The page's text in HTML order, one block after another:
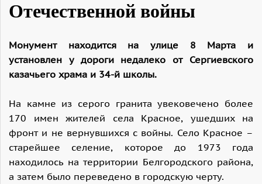
Отечественной войны
Монумент находится на улице 8 Марта и
установлен у дороги недалеко от Сергиевского
казачьего храма и 34-й школы.
На камне из серого гранита увековечено более
170 имен жителей села Красное, ушедших на
фронт и не вернувшихся с войны. Село Красное –
старейшее селение, которое до 1973 года
находилось на территории Белгородского района,
а затем было переведено в городскую черту.